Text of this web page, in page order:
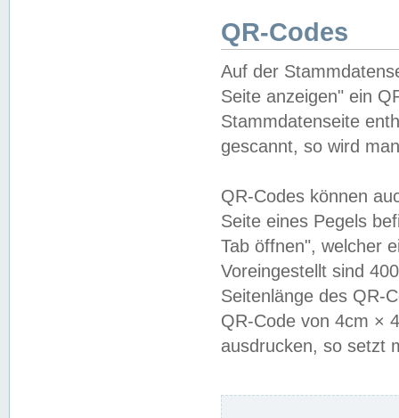
QR-Codes
Auf der
Seite anzeigen" ein
Stammdatenseite
gescannt, so wird
QR-Codes können
Seite eines Pegels
Tab öffnen", welcher
Voreingestellt sind
Seitenlänge des QR-
QR-Code von 4cm ×
ausdrucken, so setzt